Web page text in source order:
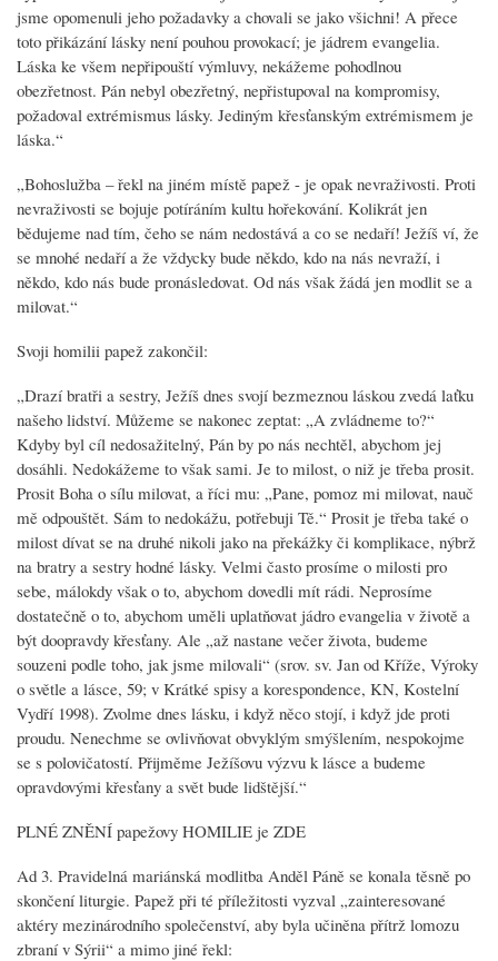
jsme opomenuli jeho požadavky a chovali se jako všichni! A přece
toto přikázání lásky není pouhou provokací; je jádrem evangelia.
Láska ke všem nepřipouští výmluvy, nekážeme pohodlnou
obezřetnost. Pán nebyl obezřetný, nepřistupoval na kompromisy,
požadoval extrémismus lásky. Jediným křesťanským extrémismem je
láska.“
„Bohoslužba – řekl na jiném místě papež - je opak nevraživosti. Proti
nevraživosti se bojuje potíráním kultu hořekování. Kolikrát jen
bědujeme nad tím, čeho se nám nedostává a co se nedaří! Ježíš ví, že
se mnohé nedaří a že vždycky bude někdo, kdo na nás nevraží, i
někdo, kdo nás bude pronásledovat. Od nás však žádá jen modlit se a
milovat.“
Svoji homilii papež zakončil:
„Drazí bratři a sestry, Ježíš dnes svojí bezmeznou láskou zvedá laťku
našeho lidství. Můžeme se nakonec zeptat: „A zvládneme to?“
Kdyby byl cíl nedosažitelný, Pán by po nás nechtěl, abychom jej
dosáhli. Nedokážeme to však sami. Je to milost, o niž je třeba prosit.
Prosit Boha o sílu milovat, a říci mu: „Pane, pomoz mi milovat, nauč
mě odpouštět. Sám to nedokážu, potřebuji Tě.“ Prosit je třeba také o
milost dívat se na druhé nikoli jako na překážky či komplikace, nýbrž
na bratry a sestry hodné lásky. Velmi často prosíme o milosti pro
sebe, málokdy však o to, abychom dovedli mít rádi. Neprosíme
dostatečně o to, abychom uměli uplatňovat jádro evangelia v životě a
být doopravdy křesťany. Ale „až nastane večer života, budeme
souzeni podle toho, jak jsme milovali“ (srov. sv. Jan od Kříže, Výroky
o světle a lásce, 59; v Krátké spisy a korespondence, KN, Kostelní
Vydří 1998). Zvolme dnes lásku, i když něco stojí, i když jde proti
proudu. Nenechme se ovlivňovat obvyklým smýšlením, nespokojme
se s polovičatostí. Přijměme Ježíšovu výzvu k lásce a budeme
opravdovými křesťany a svět bude lidštější.“
PLNÉ ZNĚNÍ papežovy HOMILIE je ZDE
Ad 3. Pravidelná mariánská modlitba Anděl Páně se konala těsně po
skončení liturgie. Papež při té příležitosti vyzval „zainteresované
aktéry mezinárodního společenství, aby byla učiněna přítrž lomozu
zbraní v Sýrii“ a mimo jiné řekl: